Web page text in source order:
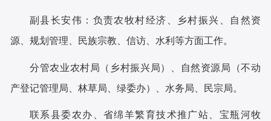
副县长安伟： 负责农牧村经济、乡村振兴、自然资
源、规划管理、民族宗教、信访、水利等方面工作。
分管农业农村局（乡村振兴局）、自然资源局（不动
产登记管理局、林草局、绿委办）、水务局、民宗局。
联系县委农办、省绵羊繁育技术推广站、宝瓶河牧